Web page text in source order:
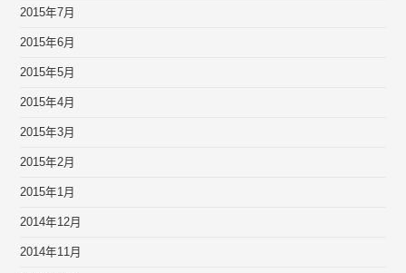
2015年7月
2015年6月
2015年5月
2015年4月
2015年3月
2015年2月
2015年1月
2014年12月
2014年11月